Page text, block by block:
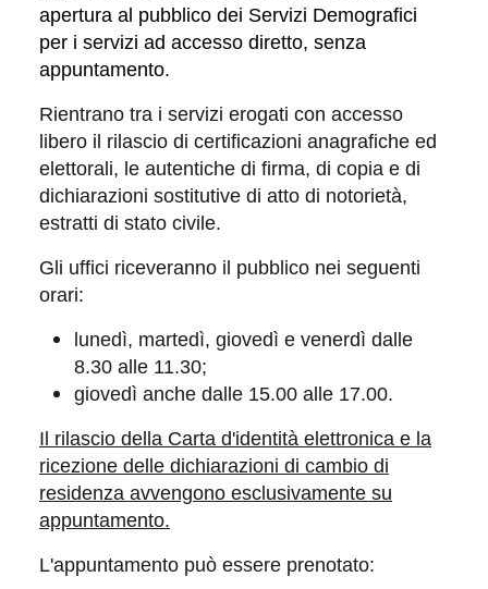
apertura al pubblico dei Servizi Demografici
per i servizi ad accesso diretto, senza
appuntamento.
Rientrano tra i servizi erogati con accesso
libero il rilascio di certificazioni anagrafiche ed
elettorali, le autentiche di firma, di copia e di
dichiarazioni sostitutive di atto di notorietà,
estratti di stato civile.
Gli uffici riceveranno il pubblico nei seguenti
orari:
lunedì, martedì, giovedì e venerdì dalle
8.30 alle 11.30;
giovedì anche dalle 15.00 alle 17.00.
Il rilascio della Carta d'identità elettronica e la
ricezione delle dichiarazioni di cambio di
residenza avvengono esclusivamente su
appuntamento.
L'appuntamento può essere prenotato: